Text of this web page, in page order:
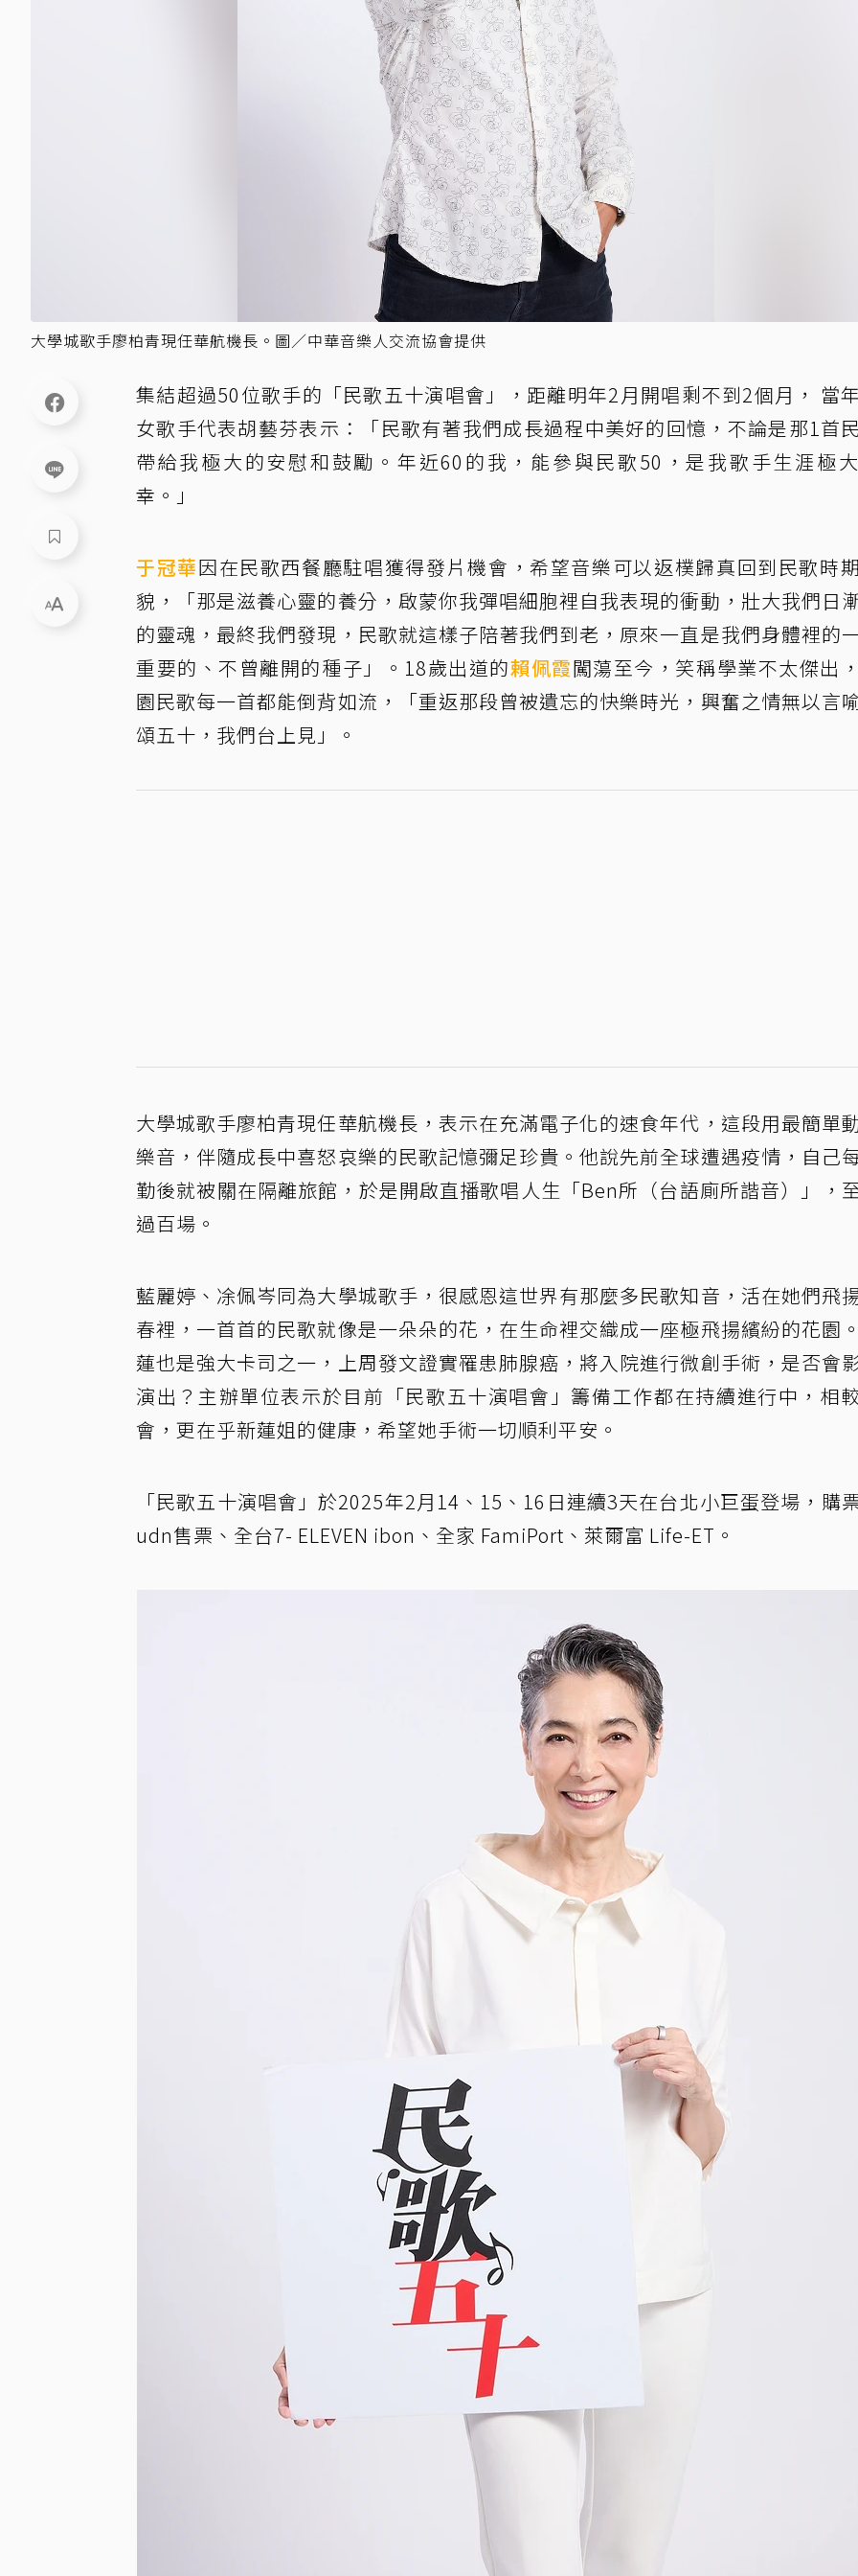
大學城歌手廖柏青現任華航機長。圖／中華音樂人交流協會提供
集結超過50位歌手的「民歌五十演唱會」，距離明年2月開唱剩不到2個月， 當
女歌手代表胡藝芬表示：「民歌有著我們成長過程中美好的回憶，不論是那1首
帶給我極大的安慰和鼓勵。年近60的我，能參與民歌50，是我歌手生涯極
幸。」
于冠華因在民歌西餐廳駐唱獲得發片機會，希望音樂可以返樸歸真回到民歌時
貌，「那是滋養心靈的養分，啟蒙你我彈唱細胞裡自我表現的衝動，壯大我們日
的靈魂，最終我們發現，民歌就這樣子陪著我們到老，原來一直是我們身體裡的
重要的、不曾離開的種子」。18歲出道的賴佩霞闖蕩至今，笑稱學業不太傑出
園民歌每一首都能倒背如流，「重返那段曾被遺忘的快樂時光，興奮之情無以言
頌五十，我們台上見」。
大學城歌手廖柏青現任華航機長，表示在充滿電子化的速食年代，這段用最簡單
樂音，伴隨成長中喜怒哀樂的民歌記憶彌足珍貴。他說先前全球遭遇疫情，自己
勤後就被關在隔離旅館，於是開啟直播歌唱人生「Ben所（台語廁所諧音）」，
過百場。
藍麗婷、凃佩岑同為大學城歌手，很感恩這世界有那麼多民歌知音，活在她們飛
春裡，一首首的民歌就像是一朵朵的花，在生命裡交織成一座極飛揚繽紛的花園
蓮也是強大卡司之一，上周發文證實罹患肺腺癌，將入院進行微創手術，是否會
演出？主辦單位表示於目前「民歌五十演唱會」籌備工作都在持續進行中，相
會，更在乎新蓮姐的健康，希望她手術一切順利平安。
「民歌五十演唱會」於2025年2月14、15、16日連續3天在台北小巨蛋登場，購
udn售票、全台7- ELEVEN ibon、全家 FamiPort、萊爾富 Life-ET。